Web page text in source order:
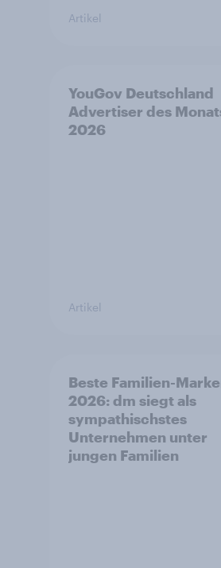
Artikel
YouGov Deutschland
Advertiser des
2026
Artikel
Beste Familien-
2026: dm siegt als
sympathischstes
Unternehmen unter
jungen Familien